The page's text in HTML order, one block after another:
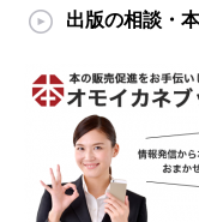
出版の相談・